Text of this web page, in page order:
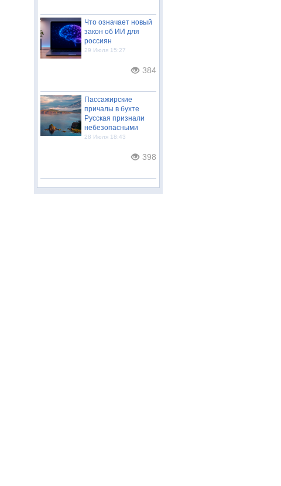
Что означает новый
закон об ИИ для
россиян
29 Июля 15:27
384
Пассажирские
причалы в бухте
Русская признали
небезопасными
28 Июля 18:43
398